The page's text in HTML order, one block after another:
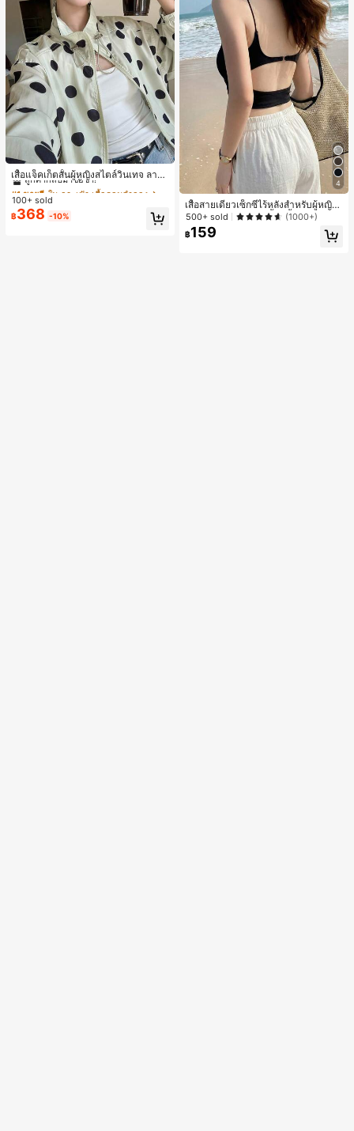
เสื้อแจ็คเก็ตสั้นผู้หญิงสไตล์วินเทจ ลายจุ
ดขนาดใหญ่ คอตั้ง เอวเข้ารูป แขนพอง
ทรงหลวม แฟชั่นอเนกประสงค์ สำหรับใ
ส่ประจำวันและไปเที่ยวพักผ่อน
#1 ขายดี
ใน กระเป๋า เสื้อคลุมลำลอง
ลูกค้ากลับมาซื้อซ้ำ!
#1 ขายดี
ใน กระเป๋า เสื้อคลุมลำลอง
ลูกค้ากลับมาซื้อซ้ำ!
#1 ขายดี
ใน กระเป๋า เสื้อคลุมลำลอง
ลูกค้ากลับมาซื้อซ้ำ!
#1 ขายดี ใน กระเป๋า เสื้อคลุมลำลอง
100+ sold
฿368 -10%
4
เสื้อสายเดี่ยวเซ็กซี่ไร้หลังสำหรับผู้หญิง
พร้อมบราแบบมีฟองน้ำ, เสื้อกล้ามแขน
กุด, เสื้อลำลองสีดำสำหรับฤดูร้อน
500+ sold (1000+)
฿159